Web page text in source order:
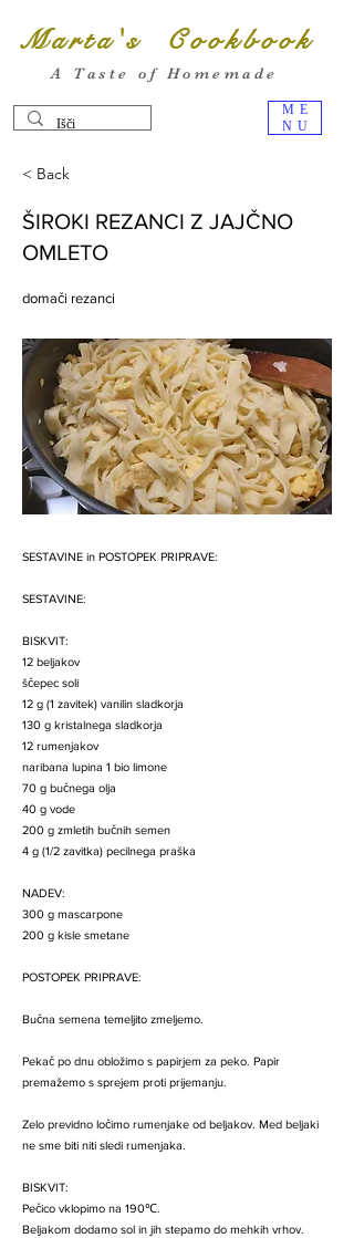
ME
NU
Marta's Cookbook
A Taste of Homemade
< Back
ŠIROKI REZANCI Z JAJČNO
OMLETO
domači rezanci
SESTAVINE in POSTOPEK PRIPRAVE:
SESTAVINE:
BISKVIT:
12 beljakov
ščepec soli
12 g (1 zavitek) vanilin sladkorja
130 g kristalnega sladkorja
12 rumenjakov
naribana lupina 1 bio limone
70 g bučnega olja
40 g vode
200 g zmletih bučnih semen
4 g (1/2 zavitka) pecilnega praška
NADEV:
300 g mascarpone
200 g kisle smetane
POSTOPEK PRIPRAVE:
Bučna semena temeljito zmeljemo.
Pekač po dnu obložimo s papirjem za peko. Papir
premažemo s sprejem proti prijemanju.
Zelo previdno ločimo rumenjake od beljakov. Med beljaki
ne sme biti niti sledi rumenjaka.
BISKVIT:
Pečico vklopimo na 190℃.
Beljakom dodamo sol in jih stepamo do mehkih vrhov.